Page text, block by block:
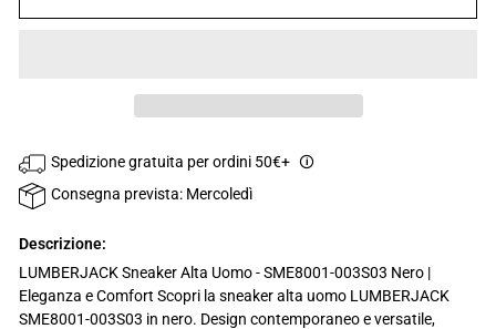
Spedizione gratuita per ordini 50€+ 🛈
Consegna prevista: Mercoledì
Descrizione:
LUMBERJACK Sneaker Alta Uomo - SME8001-003S03 Nero |
Eleganza e Comfort Scopri la sneaker alta uomo LUMBERJACK
SME8001-003S03 in nero. Design contemporaneo e versatile,